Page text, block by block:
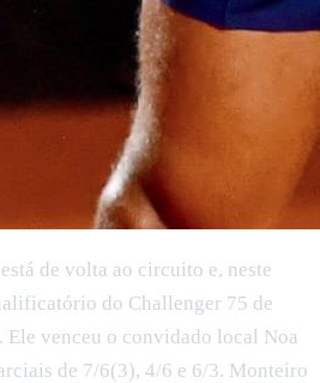
de volta ao circuito e, neste
do Challenger 75 de
Ele venceu o convidado local Noa
de 7/6(3), 4/6 e 6/3. Monteiro